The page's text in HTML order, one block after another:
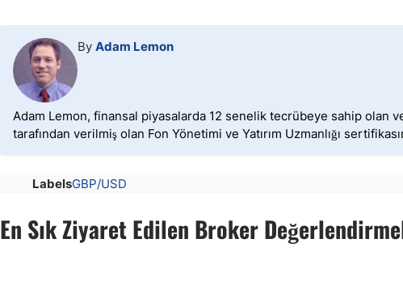
By Adam Lemon
Adam Lemon, finansal piyasalarda 12 senelik tecrübeye sahip olan
tarafından verilmiş olan Fon Yönetimi ve Yatırım Uzmanlığı
LabelsGBP/USD
En Sık Ziyaret Edilen Broker